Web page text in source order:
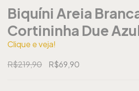
Biquíni Areia
Cortininha Due
Clique e veja!
R$219,90
R$69,90